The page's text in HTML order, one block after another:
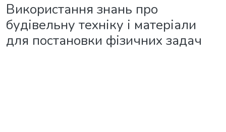
Використання знань про
будівельну техніку і матеріали
для постановки фізичних задач